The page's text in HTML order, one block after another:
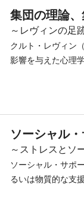
集団の理論
～レヴィンの足
クルト・レヴィン
影響を与えた心理
す。
ですが、私たちは
れを聴きます。あ
ているのではなく
このように、個々
ルト（Gestalt 形
のがゲシュタルト
当時のゲシュタル
ト心理学の影響を
ソーシャル
～ストレスとソ
ソーシャル・サポ
るいは物質的な支